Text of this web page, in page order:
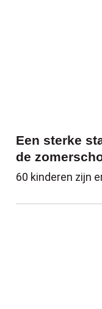
Een sterke
de
60 kinderen zijn